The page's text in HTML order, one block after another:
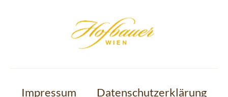
Impressum Datenschutzerklärung